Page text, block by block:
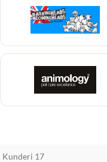
Kunderi 17